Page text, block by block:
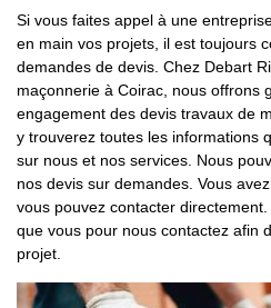
Si vous faites appel à une
en main vos projets, il est toujours
demandes de devis. Chez Debart
maçonnerie à Coirac, nous offrons
engagement des devis travaux de
y trouverez toutes les informations
sur nous et nos services. Nous
nos devis sur demandes. Vous
vous pouvez contacter
que vous pour nous contactez afin
projet.